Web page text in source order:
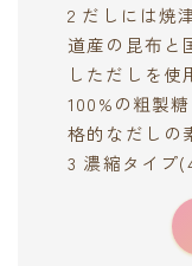
2 だしには焼
道産の昆布と
しただしを
100%の粗製
格的なだしの
3 濃縮タイプ